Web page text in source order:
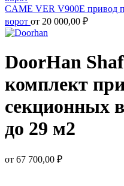
CAME VER V900E привод
ворот от 20 000,00 ₽
DoorHan
комплект
секционных
до 29 м2
от 67 700,00 ₽